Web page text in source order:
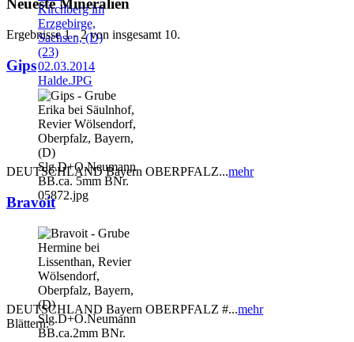
Neueste Mineralien
Ergebnisse 1 - 2 von insgesamt 10.
Gips
DEUTSCHLAND Bayern OBERPFALZ...mehr
Bravoit
DEUTSCHLAND Bayern OBERPFALZ #...mehr
Blättern: